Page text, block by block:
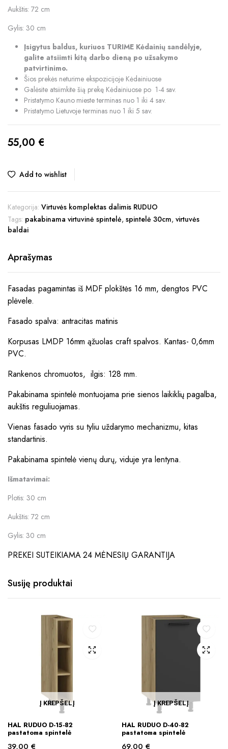
Aukštis: 72 cm
Gylis: 30 cm
Įsigytus baldus, kuriuos TURIME Kėdainių sandėlyje,
galite atsiimti kitą darbo dieną po užsakymo
patvirtinimo.
Šios prekės neturime ekspozicijoje Kėdainiuose
Galėsite atsiimkite šią prekę Kėdainiuose po 1-4 sav.
Pristatymo Kauno mieste terminas nuo 1 iki 4 sav.
Pristatymo Lietuvoje terminas nuo 1 iki 5 sav.
55,00 €
Add to wishlist
Kategorija: Virtuvės komplektas dalimis RUDUO
Tags: pakabinama virtuvinė spintelė, spintelė 30cm, virtuvės
baldai
Aprašymas
Fasadas pagamintas iš MDF plokštės 16 mm, dengtos PVC
plėvele.
Fasado spalva: antracitas matinis
Korpusas LMDP 16mm ąžuolas craft spalvos. Kantas- 0,6mm
PVC.
Rankenos chromuotos, ilgis: 128 mm.
Pakabinama spintelė montuojama prie sienos laikiklių pagalba,
aukštis reguliuojamas.
Vienas fasado vyris su tyliu uždarymo mechanizmu, kitas
standartinis.
Pakabinama spintelė vienų durų, viduje yra lentyna.
Išmatavimai:
Plotis: 30 cm
Aukštis: 72 cm
Gylis: 30 cm
PREKEI SUTEIKIAMA 24 MĖNESIŲ GARANTIJA
Susiję produktai
Į KREPŠELĮ
HAL RUDUO D-15-82
pastatoma spintelė
39,00 €
Į KREPŠELĮ
HAL RUDUO D-40-82
pastatoma spintelė
69,00 €